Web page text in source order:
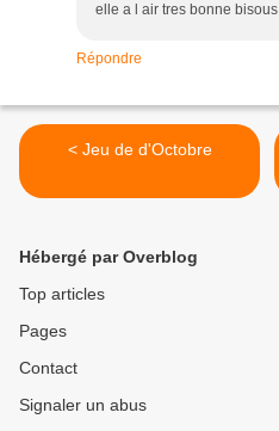
elle a l air tres bonne bisous
Répondre
< Jeu de d'Octobre
Hébergé par Overblog
Top articles
Pages
Contact
Signaler un abus